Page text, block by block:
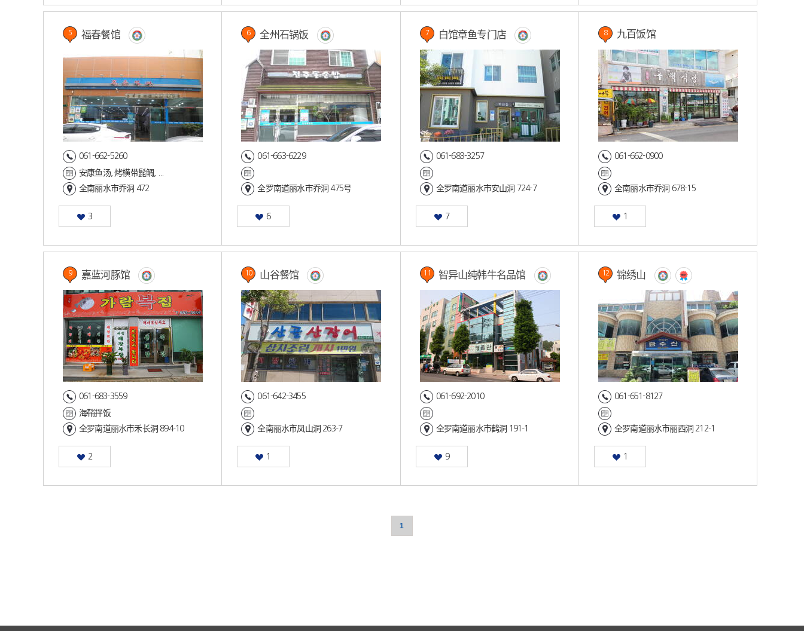
5 福春餐馆
061-662-5260
安康鱼汤, 烤横带髭鲷, ...
全南丽水市乔洞 472
3
6 全州石锅饭
061-663-6229
全罗南道丽水市乔洞 475号
6
7 白馆章鱼专门店
061-683-3257
全罗南道丽水市安山洞 724-7
7
8 九百饭馆
061-662-0900
全南丽水市乔洞 678-15
1
9 嘉蓝河豚馆
061-683-3559
海鞘拌饭
全罗南道丽水市禾长洞 894-10
2
10 山谷餐馆
061-642-3455
全南丽水市凤山洞 263-7
1
11 智异山纯韩牛名品馆
061-692-2010
全罗南道丽水市鹤洞 191-1
9
12 锦绣山
061-651-8127
全罗南道丽水市丽西洞 212-1
1
1